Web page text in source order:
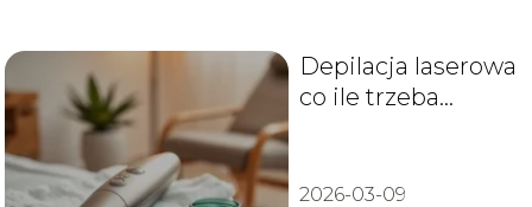
Depilacja laserowa
co ile trzeba
2026-03-09